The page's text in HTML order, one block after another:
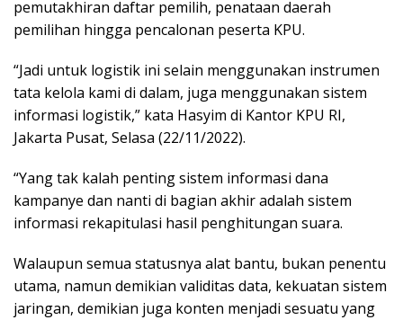
pemutakhiran daftar pemilih, penataan daerah
pemilihan hingga pencalonan peserta KPU.
“Jadi untuk logistik ini selain menggunakan instrumen
tata kelola kami di dalam, juga menggunakan sistem
informasi logistik,” kata Hasyim di Kantor KPU RI,
Jakarta Pusat, Selasa (22/11/2022).
“Yang tak kalah penting sistem informasi dana
kampanye dan nanti di bagian akhir adalah sistem
informasi rekapitulasi hasil penghitungan suara.
Walaupun semua statusnya alat bantu, bukan penentu
utama, namun demikian validitas data, kekuatan sistem
jaringan, demikian juga konten menjadi sesuatu yang